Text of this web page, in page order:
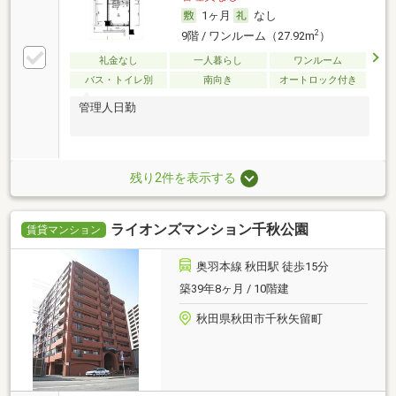
1ヶ月
なし
9階 / ワンルーム（27.92m2）
礼金なし 一人暮らし
ワンルーム
バス・トイレ別
南向き オートロック付き
管理人日勤
残り2件を表示する
賃貸マンション ライオンズマンション千秋公園
奥羽本線 秋田駅 徒歩15分
築39年8ヶ月 / 10階建
秋田県秋田市千秋矢留町